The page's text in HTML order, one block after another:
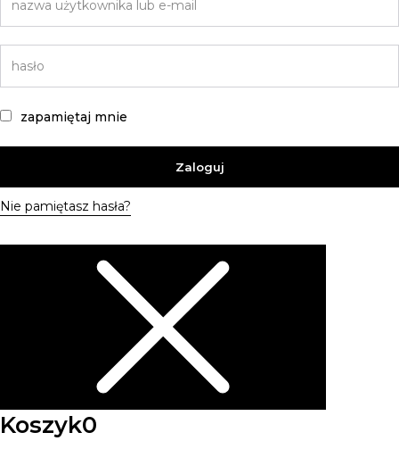
zapamiętaj mnie
Zaloguj
Nie pamiętasz hasła?
Koszyk0